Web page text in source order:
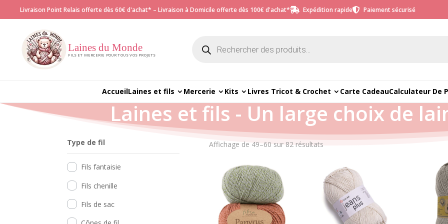
Livraison Point Relais offerte dès 60€ d'achat* – Livraison à Domicile offerte dès 100€ d'achat* Expédition rapide Paiement sécurisé
Laines du Monde
FILS ET MERCERIE POUR TOUS VOS PROJETS produits
AccueilLaines et fils Mercerie Kits Livres Tricot & Crochet Carte CadeauCalculateur De
Laines et fils - Un large choix de
Type de fil
Fils fantaisie
Fils chenille
Fils de sac
Affichage de 49–60 sur 82 résultatsTrié
récent
au
plus
ancien